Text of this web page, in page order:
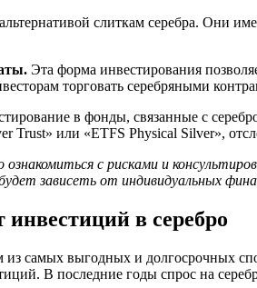
слиткам серебра. Они
Эта форма инвестирования
торговать серебряными
в фонды, связанные с
Trust» или «ETFS Physical Silver»,
ознакомиться с рисками и
зависеть от индивидуальных
в серебро
самых выгодных и долгосрочных
В последние годы спрос на